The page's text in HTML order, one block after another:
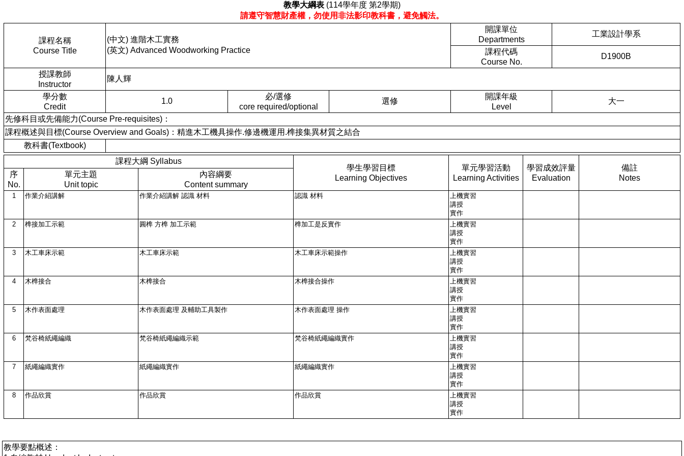
教學大綱表 (114學年度 第2學期)
請遵守智慧財產權，勿使用非法影印教科書，避免觸法。
課程名稱
Course Title
(中文) 進階木工實務
(英文) Advanced Woodworking Practice
開課單位
Departments
工業設計學系
課程代碼
Course No.
D1900B
授課教師
Instructor
陳人輝
學分數
Credit
1.0
必/選修
core required/optional
選修
開課年級
Level
大一
先修科目或先備能力(Course Pre-requisites)：
課程概述與目標(Course Overview and Goals)：精進木工機具操作.修邊機運用.榫接集異材質之結合
教科書(Textbook)
課程大綱 Syllabus
學生學習目標
Learning Objectives
單元學習活動
Learning Activities
學習成效評量
Evaluation
備註
Notes
序
No.
單元主題
Unit topic
內容綱要
Content summary
1 作業介紹講解 作業介紹講解 認識 材料 認識 材料
上機實習
講授
實作
2
榫接加工示範 圓榫 方榫 加工示範 榫加工是反實作
上機實習
講授
實作
3
木工車床示範 木工車床示範 木工車床示範操作
上機實習
講授
實作
4
木榫接合 木榫接合 木榫接合操作
上機實習
講授
實作
5
木作表面處理 木作表面處理 及輔助工具製作 木作表面處理 操作
上機實習
講授
實作
6
梵谷椅紙繩編織 梵谷椅紙繩編織示範 梵谷椅紙繩編織實作
上機實習
講授
實作
7
紙繩編織實作 紙繩編織實作 紙繩編織實作
上機實習
講授
實作
8
作品欣賞 作品欣賞 作品欣賞
上機實習
講授
實作
教學要點概述：